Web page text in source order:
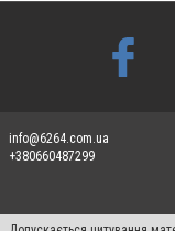
info@6264.com.ua
+380660487299